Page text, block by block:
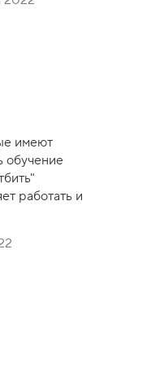
имеют
обучение
работать и